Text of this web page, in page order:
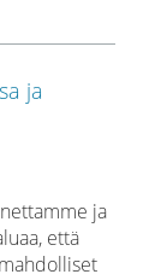
ja
että